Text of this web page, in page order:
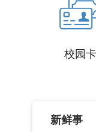
校园卡
新鲜事